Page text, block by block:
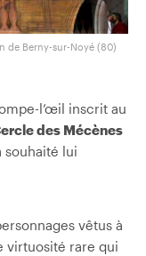
de Berny-sur-Noyé (80)
l’œil inscrit au
des Mécènes
souhaité lui
vêtus à
virtuosité rare qui